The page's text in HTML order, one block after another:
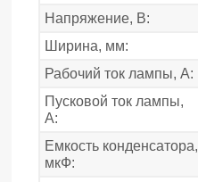
Напряжение, В:
Ширина, мм:
Рабочий ток лампы, А:
Пусковой ток лампы,
А:
Емкость конденсатора,
мкФ: